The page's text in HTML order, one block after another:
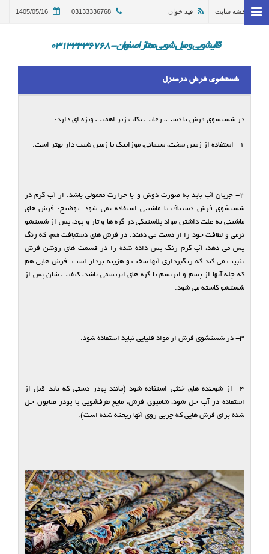
خانه
ترمیم و تعمیر قالی اصفهان
در خواست سرویس
03133336768
1405/05/16 نقشه سایت فید خوان
قالیشویی و مبل شویی ممتاز اصفهان - 03133336768
شستشوی فرش درمنزل
در شستشوی فرش با دست، رعایت نکات زیر اهمیت ویژه ای دارد:
۱- استفاده از زمین سخت، سیمانی، موزاییک یا زمین شیب دار بهتر است.
۲- جریان آب باید به صورت دوش و با حرارت معمولی باشد. از آب گرم در
شستشوی فرش دستباف یا ماشینی استفاده نمی شود. توضیح: فرش های
ماشینی به علت داشتن مواد پلاستیکی در گره ها و تار و پود، پس از شستشو
نرمی و لطافت خود را از دست می دهند. در فرش های دستبافت هم، که رنگ
پس می دهد، آب گرم رنگ پس داده شده را در قسمت های روشن فرش
تثبیت می کند که رنگبرداری آنها سخت و هزینه بردار است. فرش هایی هم
که چله آنها از پشم و ابریشم یا گره های ابریشمی باشد، کیفیت شان پس از
شستشو کاسته می شود.
۳- در شستشوی فرش از مواد قلیایی نباید استفاده شود.
۴- از شوینده های خنثی استفاده شود (مانند پودر دستی که باید قبل از
استفاده در آب حل شود، شامپوی فرش، مایع ظرفشویی یا پودر صابون حل
شده برای فرش هایی که چربی روی آنها ریخته شده است).